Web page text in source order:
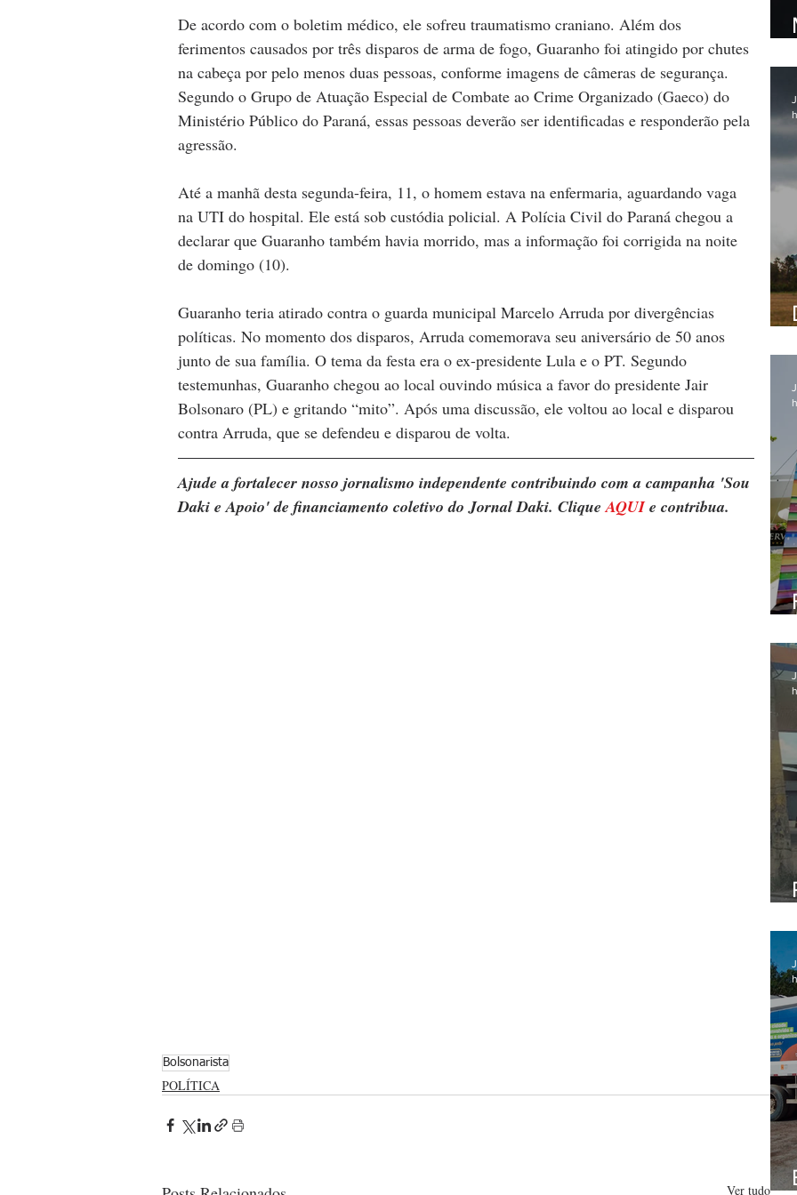
De acordo com o boletim médico, ele sofreu traumatismo craniano. Além dos
ferimentos causados por três disparos de arma de fogo, Guaranho foi atingido por chutes
na cabeça por pelo menos duas pessoas, conforme imagens de câmeras de segurança.
Segundo o Grupo de Atuação Especial de Combate ao Crime Organizado (Gaeco) do
Ministério Público do Paraná, essas pessoas deverão ser identificadas e responderão pela
agressão.
Até a manhã desta segunda-feira, 11, o homem estava na enfermaria, aguardando vaga
na UTI do hospital. Ele está sob custódia policial. A Polícia Civil do Paraná chegou a
declarar que Guaranho também havia morrido, mas a informação foi corrigida na noite
de domingo (10).
Guaranho teria atirado contra o guarda municipal Marcelo Arruda por divergências
políticas. No momento dos disparos, Arruda comemorava seu aniversário de 50 anos
junto de sua família. O tema da festa era o ex-presidente Lula e o PT. Segundo
testemunhas, Guaranho chegou ao local ouvindo música a favor do presidente Jair
Bolsonaro (PL) e gritando “mito”. Após uma discussão, ele voltou ao local e disparou
contra Arruda, que se defendeu e disparou de volta.
Ajude a fortalecer nosso jornalismo independente contribuindo com a campanha 'Sou
Daki e Apoio' de financiamento coletivo do Jornal Daki. Clique AQUI e contribua.
Bolsonarista
POLÍTICA
Ver tudo